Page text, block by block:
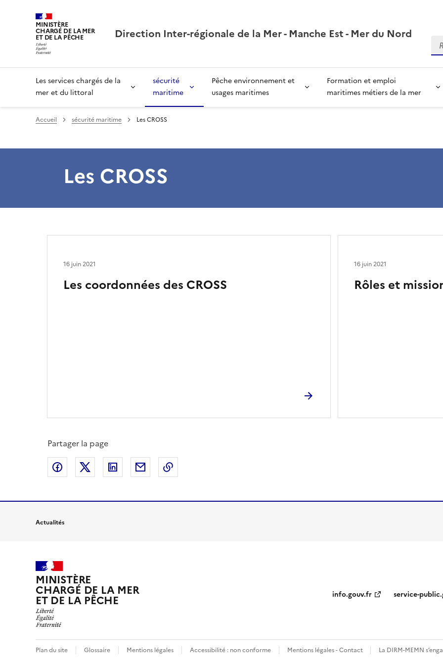
MINISTÈRE
CHARGÉ DE LA MER
ET DE LA PÊCHE Direction Inter-régionale de la Mer - Manche Est - Mer du Nord
Les services chargés de la
mer et du littoral
sécurité
maritime
Pêche environnement et
usages maritimes
Formation et emploi
maritimes métiers de la mer
Accueil sécurité maritime Les CROSS
Les CROSS
Les coordonnées des CROSS
16 juin 2021
Rôles et
16 juin 2021
Partager la page
Partager sur Facebook
Partager sur XPartager sur LinkedIn
Partager par email
Actualités
MINISTÈRE
CHARGÉ DE LA MER
ET DE LA PÊCHE info.gouv.fr service-
Plan du site Glossaire Mentions légales Accessibilité : non conforme Mentions légales - Contact La DIRM-MEMN